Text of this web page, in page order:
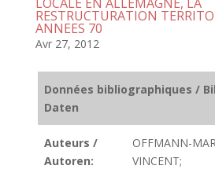
RESTRUCTURATION
ANNEES 70
Avr 27, 2012
Données bibliographiques /
Daten
Auteurs /
Autoren:
OFFMANN-
VINCENT;